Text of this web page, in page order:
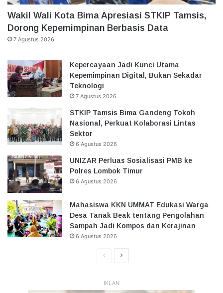
Wakil Wali Kota Bima Apresiasi STKIP Tamsis,
Dorong Kepemimpinan Berbasis Data
7 Agustus 2026
Kepercayaan Jadi Kunci Utama
Kepemimpinan Digital, Bukan Sekadar
Teknologi
7 Agustus 2026
STKIP Tamsis Bima Gandeng Tokoh
Nasional, Perkuat Kolaborasi Lintas
Sektor
6 Agustus 2026
UNIZAR Perluas Sosialisasi PMB ke
Polres Lombok Timur
6 Agustus 2026
Mahasiswa KKN UMMAT Edukasi Warga
Desa Tanak Beak tentang Pengolahan
Sampah Jadi Kompos dan Kerajinan
6 Agustus 2026
HalamanHalaman
IKLAN